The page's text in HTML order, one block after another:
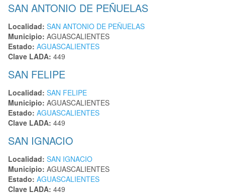
SAN ANTONIO DE PEÑUELAS
Localidad: SAN ANTONIO DE PEÑUELAS
Municipio: AGUASCALIENTES
Estado: AGUASCALIENTES
Clave LADA: 449
SAN FELIPE
Localidad: SAN FELIPE
Municipio: AGUASCALIENTES
Estado: AGUASCALIENTES
Clave LADA: 449
SAN IGNACIO
Localidad: SAN IGNACIO
Municipio: AGUASCALIENTES
Estado: AGUASCALIENTES
Clave LADA: 449